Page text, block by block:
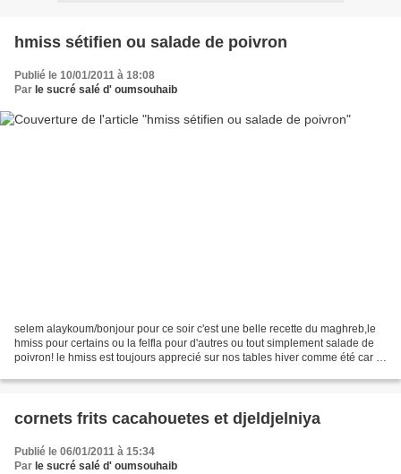
hmiss sétifien ou salade de poivron
Publié le 10/01/2011 à 18:08
Par le sucré salé d' oumsouhaib
selem alaykoum/bonjour pour ce soir c'est une belle recette du maghreb,le
hmiss pour certains ou la felfla pour d'autres ou tout simplement salade de
poivron! le hmiss est toujours apprecié sur nos tables hiver comme été car il
cornets frits cacahouetes et djeldjelniya
Publié le 06/01/2011 à 15:34
Par le sucré salé d' oumsouhaib